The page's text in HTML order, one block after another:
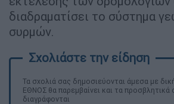
διαδραματίσει το σύστημα
συρμών.
Τα σχολιά σας δημοσιεύονται άμεσα με
ΕΘΝΟΣ θα παρεμβαίνει και τα προσβλητικά
διαγράφονται